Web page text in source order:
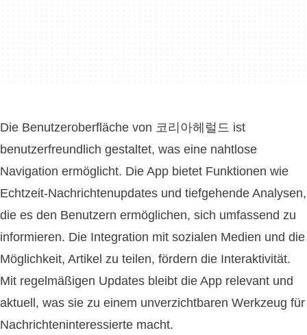
Die Benutzeroberfläche von 코리아헤럴드 ist
benutzerfreundlich gestaltet, was eine nahtlose
Navigation ermöglicht. Die App bietet Funktionen wie
Echtzeit-Nachrichtenupdates und tiefgehende Analysen,
die es den Benutzern ermöglichen, sich umfassend zu
informieren. Die Integration mit sozialen Medien und die
Möglichkeit, Artikel zu teilen, fördern die Interaktivität.
Mit regelmäßigen Updates bleibt die App relevant und
aktuell, was sie zu einem unverzichtbaren Werkzeug für
Nachrichteninteressierte macht.